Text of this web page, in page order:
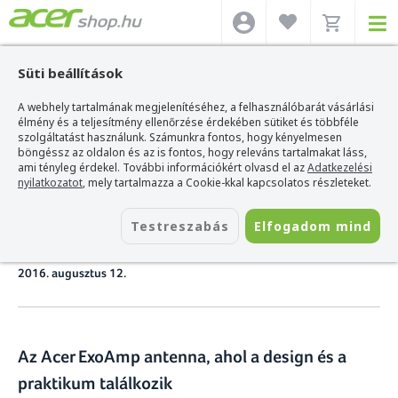
Süti beállítások
A webhely tartalmának megjelenítéséhez, a felhasználóbarát vásárlási
élmény és a teljesítmény ellenőrzése érdekében sütiket és többféle
szolgáltatást használunk. Számunkra fontos, hogy kényelmesen
böngéssz az oldalon és az is fontos, hogy releváns tartalmakat láss,
ami tényleg érdekel. További információkért olvasd el azAdatkezelési
nyilatkozatot, mely tartalmazza a Cookie-kkal kapcsolatos részleteket.
Testreszabás Elfogadom mind
Acer webshop>Hírek>Az Acer ExoAmp antenna, ahol a design és a
praktikum találkozik
Az Acer ExoAmp antenna, ahol
a design és a praktikum
találkozik
2016. augusztus 12.
Az Acer ExoAmp antenna, ahol a design és a
praktikum találkozik